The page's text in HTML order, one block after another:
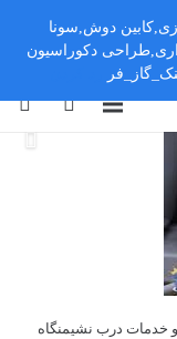
خدمات درب نشیمنگاه
دوش,سونا
دکوراسیون